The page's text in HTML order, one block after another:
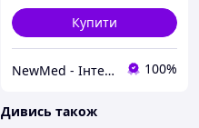
Купити
NewMed - Інтернет-магазин медичних та ортопедичних товарів 100%
Дивись також